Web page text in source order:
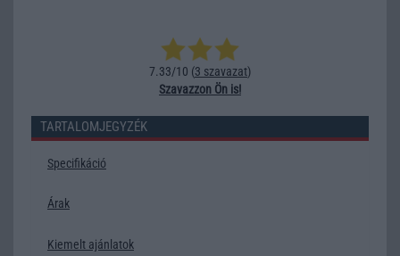
7.33/10 (3 szavazat)
Szavazzon Ön is!
TARTALOMJEGYZÉK
Specifikáció
Árak
Kiemelt ajánlatok